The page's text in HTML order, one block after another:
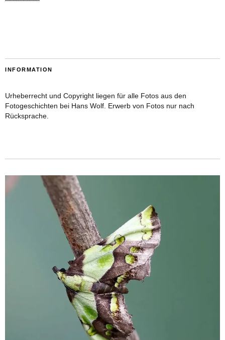
INFORMATION
Urheberrecht und Copyright liegen für alle Fotos aus den
Fotogeschichten bei Hans Wolf. Erwerb von Fotos nur nach
Rücksprache.